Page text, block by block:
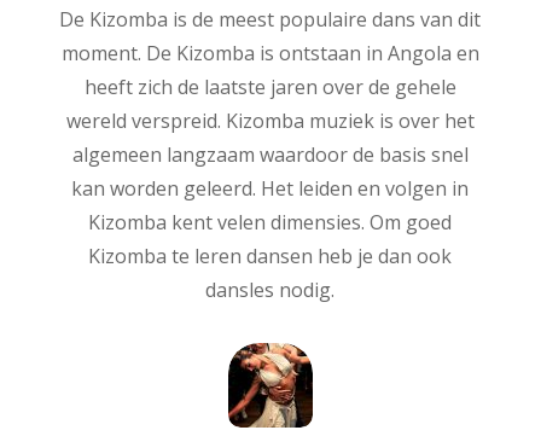
De Kizomba is de meest populaire dans van dit
moment. De Kizomba is ontstaan in Angola en
heeft zich de laatste jaren over de gehele
wereld verspreid. Kizomba muziek is over het
algemeen langzaam waardoor de basis snel
kan worden geleerd. Het leiden en volgen in
Kizomba kent velen dimensies. Om goed
Kizomba te leren dansen heb je dan ook
dansles nodig.